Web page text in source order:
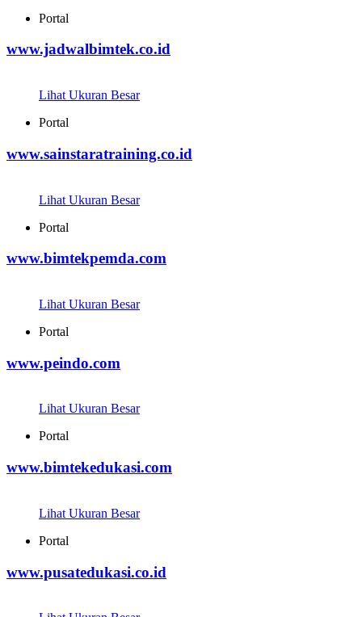
Portal
www.jadwalbimtek.co.id
Lihat Ukuran Besar
Portal
www.sainstaratraining.co.id
Lihat Ukuran Besar
Portal
www.bimtekpemda.com
Lihat Ukuran Besar
Portal
www.peindo.com
Lihat Ukuran Besar
Portal
www.bimtekedukasi.com
Lihat Ukuran Besar
Portal
www.pusatedukasi.co.id